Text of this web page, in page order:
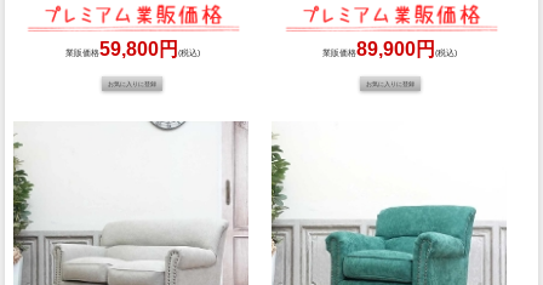
業販価格59,800円 (税込) 業販価格89,900円(税込)